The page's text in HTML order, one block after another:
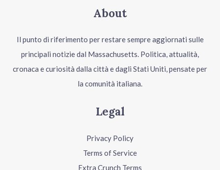
About
Il punto di riferimento per restare sempre aggiornati sulle
principali notizie dal Massachusetts. Politica, attualità,
cronaca e curiosità dalla città e dagli Stati Uniti, pensate per
la comunità italiana.
Legal
Privacy Policy
Terms of Service
Extra Crunch Terms